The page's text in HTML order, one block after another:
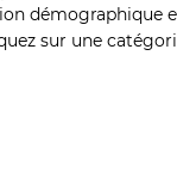
démographique
sur une